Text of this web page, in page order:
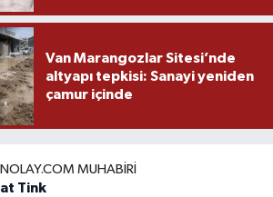
Van Marangozlar Sitesi’nde
altyapı tepkisi: Sanayi yeniden
çamur içinde
MUHABIRI
Tink